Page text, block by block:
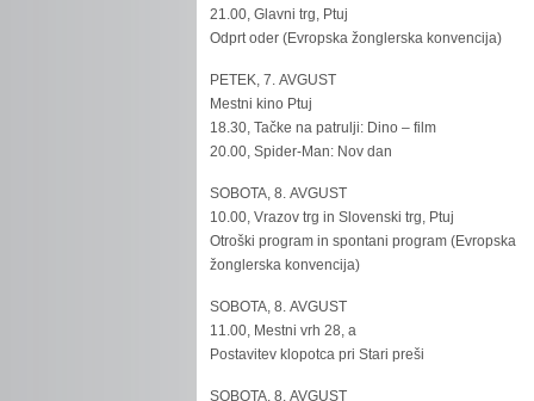
21.00, Glavni trg, Ptuj
Odprt oder (Evropska žonglerska konvencija)
PETEK, 7. AVGUST
Mestni kino Ptuj
18.30, Tačke na patrulji: Dino – film
20.00, Spider-Man: Nov dan
SOBOTA, 8. AVGUST
10.00, Vrazov trg in Slovenski trg, Ptuj
Otroški program in spontani program (Evropska
žonglerska konvencija)
SOBOTA, 8. AVGUST
11.00, Mestni vrh 28, a
Postavitev klopotca pri Stari preši
SOBOTA, 8. AVGUST